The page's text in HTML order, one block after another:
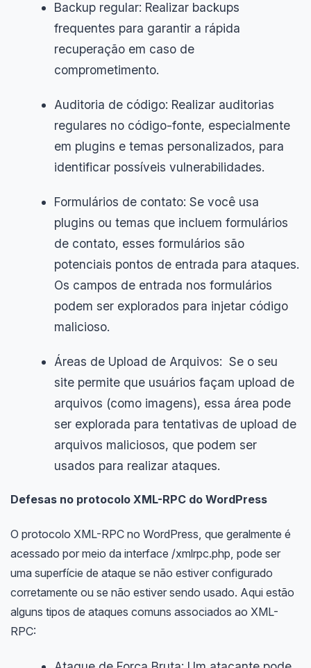
Backup regular: Realizar backups
frequentes para garantir a rápida
recuperação em caso de
comprometimento.
Auditoria de código: Realizar auditorias
regulares no código-fonte, especialmente
em plugins e temas personalizados, para
identificar possíveis vulnerabilidades.
Formulários de contato: Se você usa
plugins ou temas que incluem formulários
de contato, esses formulários são
potenciais pontos de entrada para ataques.
Os campos de entrada nos formulários
podem ser explorados para injetar código
malicioso.
Áreas de Upload de Arquivos: Se o seu
site permite que usuários façam upload de
arquivos (como imagens), essa área pode
ser explorada para tentativas de upload de
arquivos maliciosos, que podem ser
usados para realizar ataques.
Defesas no protocolo XML-RPC do WordPress
O protocolo XML-RPC no WordPress, que geralmente é
acessado por meio da interface /xmlrpc.php, pode ser
uma superfície de ataque se não estiver configurado
corretamente ou se não estiver sendo usado. Aqui estão
alguns tipos de ataques comuns associados ao XML-
RPC: